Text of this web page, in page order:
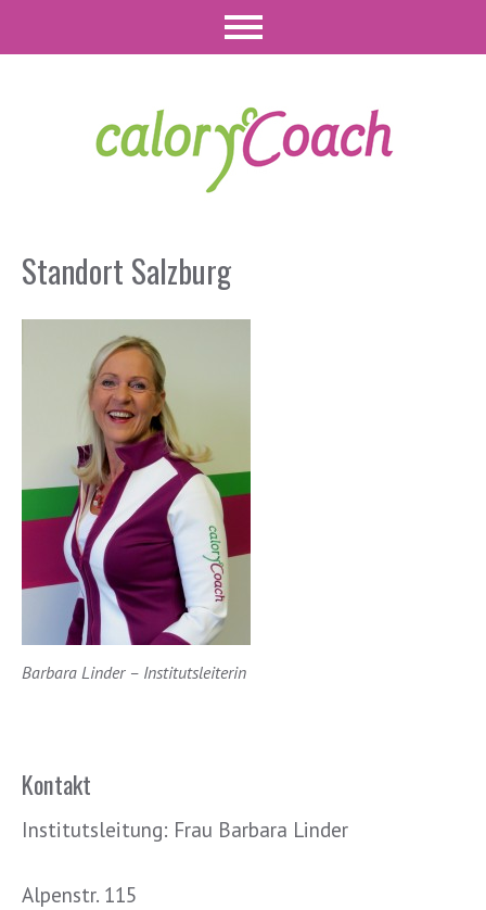
Standort Salzburg
Barbara Linder – Institutsleiterin
Kontakt
Institutsleitung: Frau Barbara Linder
Alpenstr. 115